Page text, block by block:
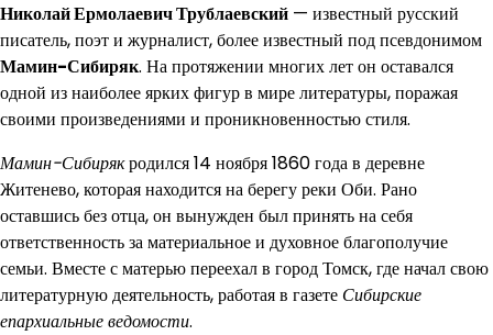
Николай Ермолаевич Трублаевский — известный русский
писатель, поэт и журналист, более известный под псевдонимом
Мамин-Сибиряк. На протяжении многих лет он оставался
одной из наиболее ярких фигур в мире литературы, поражая
своими произведениями и проникновенностью стиля.
Мамин-Сибирякродился 14 ноября 1860 года в деревне
Житенево, которая находится на берегу реки Оби. Рано
оставшись без отца, он вынужден был принять на себя
ответственность за материальное и духовное благополучие
семьи. Вместе с матерью переехал в город Томск, где начал свою
литературную деятельность, работая в газете Сибирские
епархиальные ведомости.